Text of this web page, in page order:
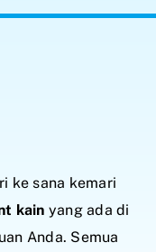
ke sana kemari
kain yang ada di
Anda. Semua